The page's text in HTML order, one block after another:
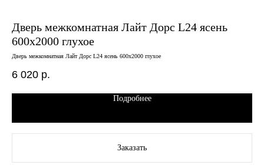
Дверь межкомнатная Лайт Дорс L24 ясень
600х2000 глухое
Дверь межкомнатная Лайт Дорс L24 ясень 600х2000 глухое
6 020 р.
Подробнее
Заказать